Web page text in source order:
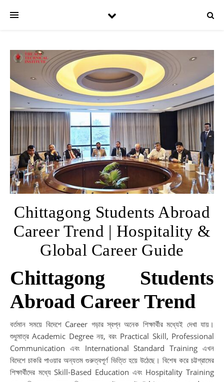
Chittagong Students Abroad
Career Trend | Hospitality &
Global Career Guide
Chittagong Students
Abroad Career Trend
বর্তমান সময়ে বিদেশে Career গড়ার স্বপ্ন অনেক শিক্ষার্থীর মধ্যেই দেখা যায়।
শুধুমাত্র Academic Degree নয়, বরং Practical Skill, Professional
Communication এবং International Standard Training এখন
বিদেশে চাকরি পাওয়ার অন্যতম গুরুত্বপূর্ণ ভিত্তি হয়ে উঠেছে। বিশেষ করে চট্টগ্রামের
শিক্ষার্থীদের মধ্যে Skill-Based Education এবং Hospitality Training